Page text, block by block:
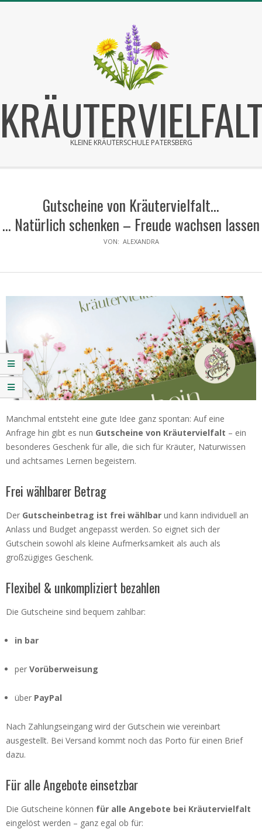
KLEINE KRÄUTERSCHULE PATERSBERG
Gutscheine von Kräutervielfalt…
... Natürlich schenken – Freude wachsen lassen
VON: ALEXANDRA
Manchmal entsteht eine gute Idee ganz spontan: Auf eine
Anfrage hin gibt es nun Gutscheine von Kräutervielfalt – ein
besonderes Geschenk für alle, die sich für Kräuter, Naturwissen
und achtsames Lernen begeistern.
Frei wählbarer Betrag
Der Gutscheinbetrag ist frei wählbar und kann individuell an
Anlass und Budget angepasst werden. So eignet sich der
Gutschein sowohl als kleine Aufmerksamkeit als auch als
großzügiges Geschenk.
Flexibel & unkompliziert bezahlen
Die Gutscheine sind bequem zahlbar:
in bar
per Vorüberweisung
über PayPal
Nach Zahlungseingang wird der Gutschein wie vereinbart
ausgestellt. Bei Versand kommt noch das Porto für einen Brief
dazu.
Für alle Angebote einsetzbar
Die Gutscheine können für alle Angebote bei Kräutervielfalt
eingelöst werden – ganz egal ob für: